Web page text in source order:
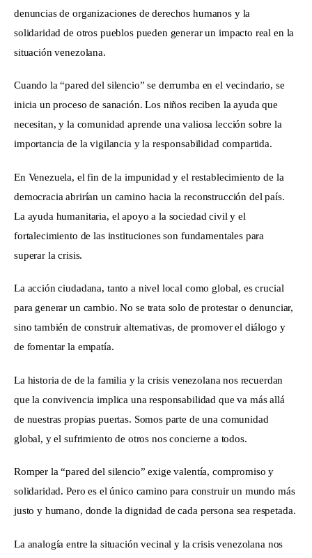
denuncias de organizaciones de derechos humanos y la
solidaridad de otros pueblos pueden generar un impacto real en la
situación venezolana.
Cuando la “pared del silencio” se derrumba en el vecindario, se
inicia un proceso de sanación. Los niños reciben la ayuda que
necesitan, y la comunidad aprende una valiosa lección sobre la
importancia de la vigilancia y la responsabilidad compartida.
En Venezuela, el fin de la impunidad y el restablecimiento de la
democracia abrirían un camino hacia la reconstrucción del país.
La ayuda humanitaria, el apoyo a la sociedad civil y el
fortalecimiento de las instituciones son fundamentales para
superar la crisis.
La acción ciudadana, tanto a nivel local como global, es crucial
para generar un cambio. No se trata solo de protestar o denunciar,
sino también de construir alternativas, de promover el diálogo y
de fomentar la empatía.
La historia de de la familia y la crisis venezolana nos recuerdan
que la convivencia implica una responsabilidad que va más allá
de nuestras propias puertas. Somos parte de una comunidad
global, y el sufrimiento de otros nos concierne a todos.
Romper la “pared del silencio” exige valentía, compromiso y
solidaridad. Pero es el único camino para construir un mundo más
justo y humano, donde la dignidad de cada persona sea respetada.
La analogía entre la situación vecinal y la crisis venezolana nos